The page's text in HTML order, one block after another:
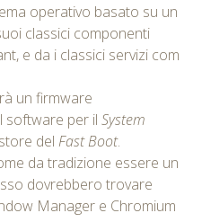
operativo basato su un
classici componenti
e da i classici servizi com
un firmware
software per il System
del Fast Boot.
da tradizione essere un
dovrebbero trovare
Manager e Chromium